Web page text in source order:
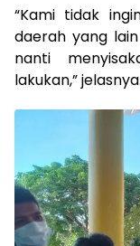
“Kami tidak
daerah yang
nanti
lakukan,” jelasnya.